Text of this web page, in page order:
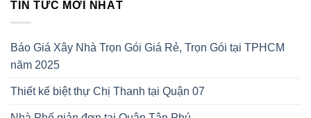
TIN TỨC MỚI NHẤT
Báo Giá Xây Nhà Trọn Gói Giá Rẻ, Trọn Gói tại TPHCM
năm 2025
Thiết kế biệt thự Chị Thanh tại Quận 07